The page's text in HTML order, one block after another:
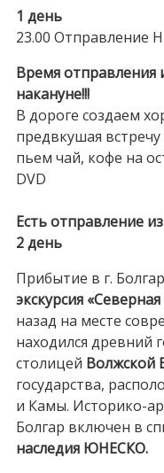
1 день
23.00 Отправление
Время отправления
накануне!!!
В дороге создаем
предвкушая
пьем чай, кофе на
DVD
Есть отправление
2 день
Прибытие в г.
экскурсия
назад на месте
находился древний
столицей Волжской
государства,
и Камы. Историко-
Болгар включен в
наследия ЮНЕСКО.